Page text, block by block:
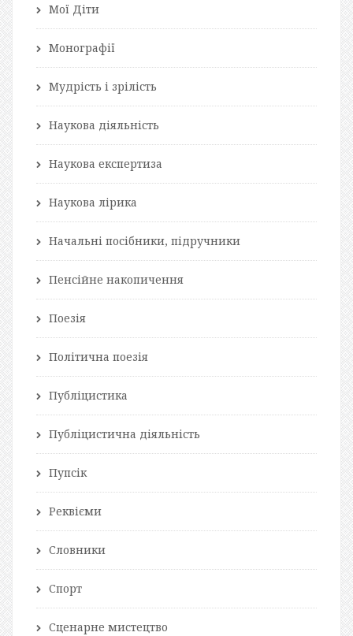
Мої Діти
Монографії
Мудрість і зрілість
Наукова діяльність
Наукова експертиза
Наукова лірика
Начальні посібники, підручники
Пенсійне накопичення
Поезія
Політична поезія
Публіцистика
Публіцистична діяльність
Пупсік
Реквієми
Словники
Спорт
Сценарне мистецтво